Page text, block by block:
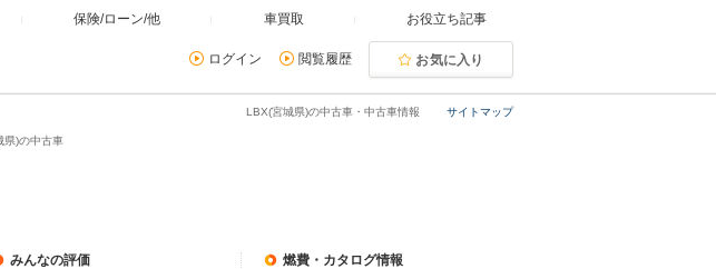
保険/ローン/他 車買取 お役立ち記事
ログイン 閲覧履歴 お気に入り
サイトマップ
LBX(宮城県)の中古車・中古車情報
県)の中古車
みんなの評価 燃費・カタログ情報